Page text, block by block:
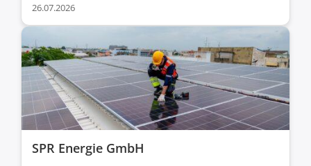
26.07.2026
SPR Energie GmbH